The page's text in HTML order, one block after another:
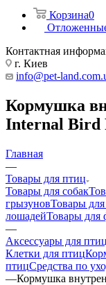
Корзина0
Контактная
г. Киев
info@pet-
Кормушка
Internal Bird
Главная
—
Товары для птиц
Товары для собак
грызуновТовары
лошадейТовары для
—
Аксессуары для птиц
Клетки для птиц
птицСредства по
—Кормушка